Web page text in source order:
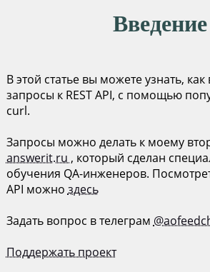
Введение
В этой статье вы можете узнать,
запросы к REST API, с помощью
curl.
Запросы можно делать к моему
answerit.ru , который сделан
обучения QA-инженеров.
API можно здесь
Задать вопрос в телеграм
Поддержать проект